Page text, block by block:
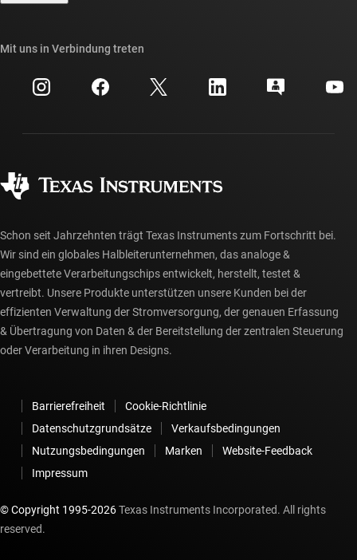
Veranstaltungen
Investorenbeziehungen
TI E2E™-Design-Support-Foren
Querverweis-Suche
Kundensupportzentrum
myTI-Konto FAQs
Häufig gestellte Fragen zu Bestellungen
Mit uns in Verbindung treten
Schon seit Jahrzehnten trägt Texas Instruments zum Fortschritt bei.
Wir sind ein globales Halbleiterunternehmen, das analoge &
eingebettete Verarbeitungschips entwickelt, herstellt, testet &
vertreibt. Unsere Produkte unterstützen unsere Kunden bei der
effizienten Verwaltung der Stromversorgung, der genauen Erfassung
& Übertragung von Daten & der Bereitstellung der zentralen Steuerung
oder Verarbeitung in ihren Designs.
Barrierefreiheit
Cookie-Richtlinie
Datenschutzgrundsätze
Verkaufsbedingungen
Nutzungsbedingungen
Marken
Website-Feedback
Impressum
© Copyright 1995-2026Texas Instruments Incorporated. All rights
reserved.